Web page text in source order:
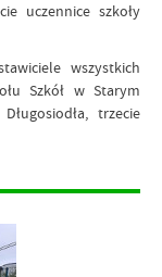
uczennice szkoły
wszystkich
Szkół w Starym
trzecie